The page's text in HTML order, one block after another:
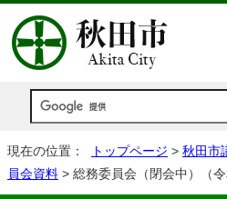
現在の位置： トップページ > 秋田市
員会資料 > 総務委員会（閉会中）（令